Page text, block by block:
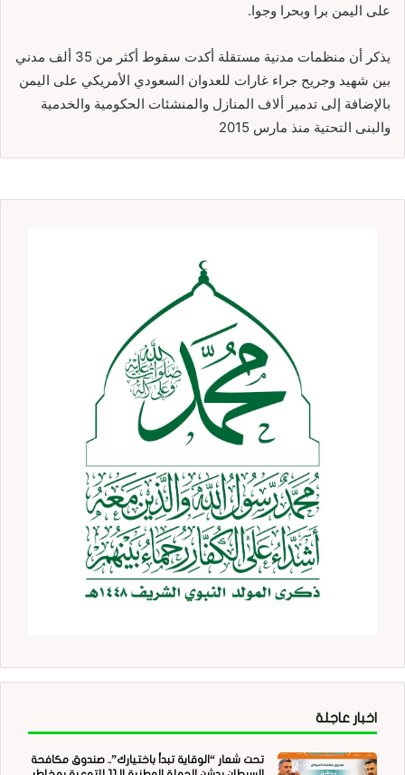
على اليمن برا وبحرا وجوا.
يذكر أن منظمات مدنية مستقلة أكدت سقوط أكثر من 35 ألف مدني
بين شهيد وجريح جراء غارات للعدوان السعودي الأمريكي على اليمن
بالإضافة إلى تدمير ألاف المنازل والمنشئات الحكومية والخدمية
والبنى التحتية منذ مارس 2015
اخبار عاجلة
تحت شعار “الوقاية تبدأ باختيارك”.. صندوق مكافحة